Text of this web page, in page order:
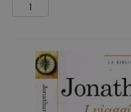
SPEDIZIONI
HOME
BLOG